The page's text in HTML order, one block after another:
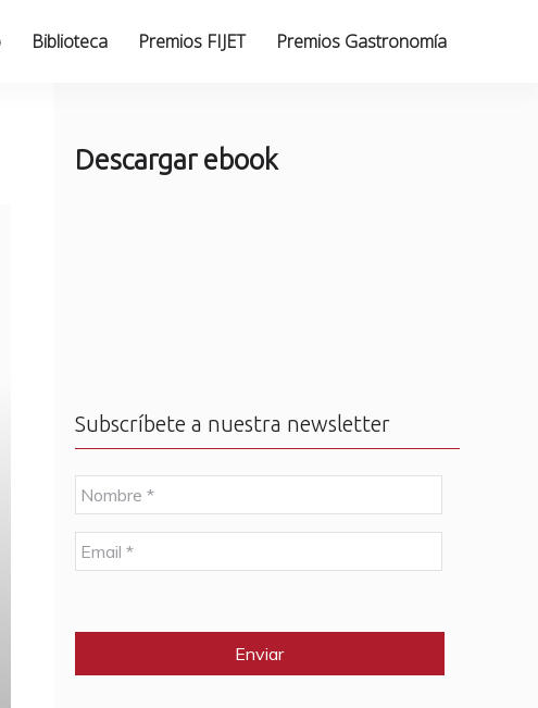
Biblioteca Premios FIJET Premios Gastronomía
Descargar ebook
Subscríbete a nuestra newsletter
N
o
m
b
r
E
m
l